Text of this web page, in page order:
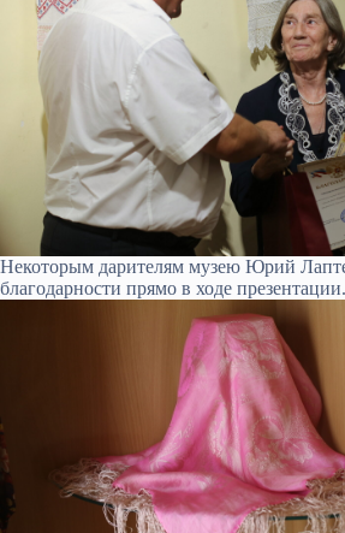
Некоторым дарителям музею Юрий
благодарности прямо в ходе презентации.